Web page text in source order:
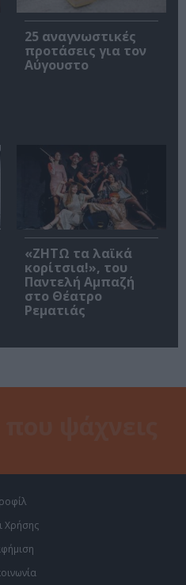
25 αναγνωστικές
προτάσεις για τον
Αύγουστο
«ΖΗΤΩ τα λαϊκά
κορίτσια!», του
Παντελή Αμπαζή
στο Θέατρο
Ρεματιάς
Χρήσης